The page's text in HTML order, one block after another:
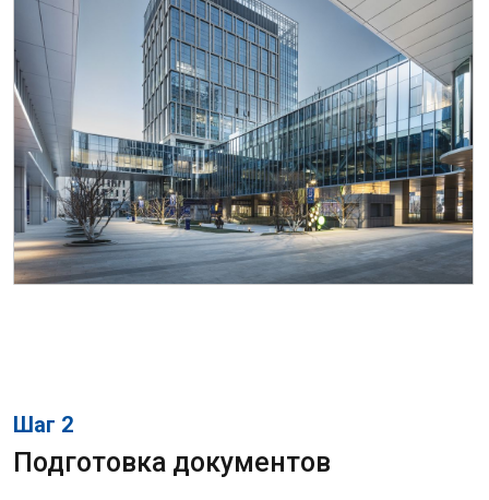
и контракты, подписанные
директором компании до
регистрации этого юридического
лица.